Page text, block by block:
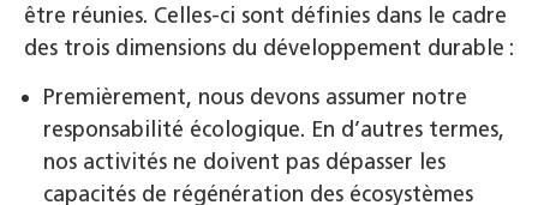
être réunies. Celles-ci sont définies dans le cadre
des trois dimensions du développement durable :
Premièrement, nous devons assumer notre
responsabilité écologique. En d’autres termes,
nos activités ne doivent pas dépasser les
capacités de régénération des écosystèmes